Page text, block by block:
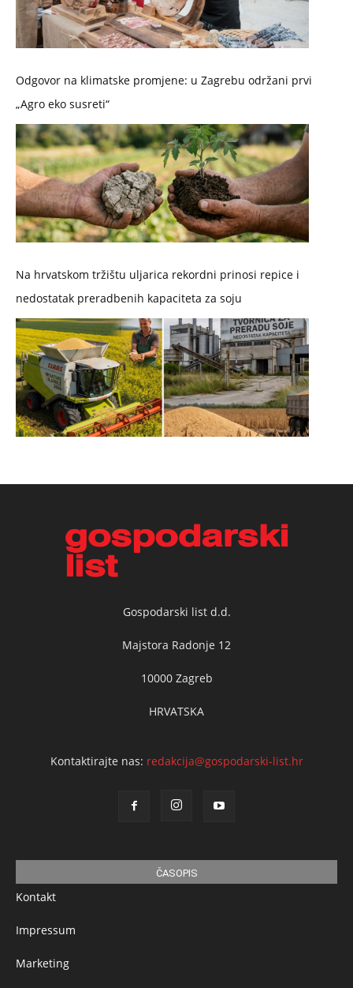
Odgovor na klimatske promjene: u Zagrebu održani prvi
„Agro eko susreti“
Na hrvatskom tržištu uljarica rekordni prinosi repice i
nedostatak preradbenih kapaciteta za soju
Gospodarski list d.d.
Majstora Radonje 12
10000 Zagreb
HRVATSKA
Kontaktirajte nas: redakcija@gospodarski-list.hr
ČASOPIS
Kontakt
Impressum
Marketing